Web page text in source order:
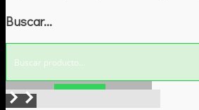
Buscar…